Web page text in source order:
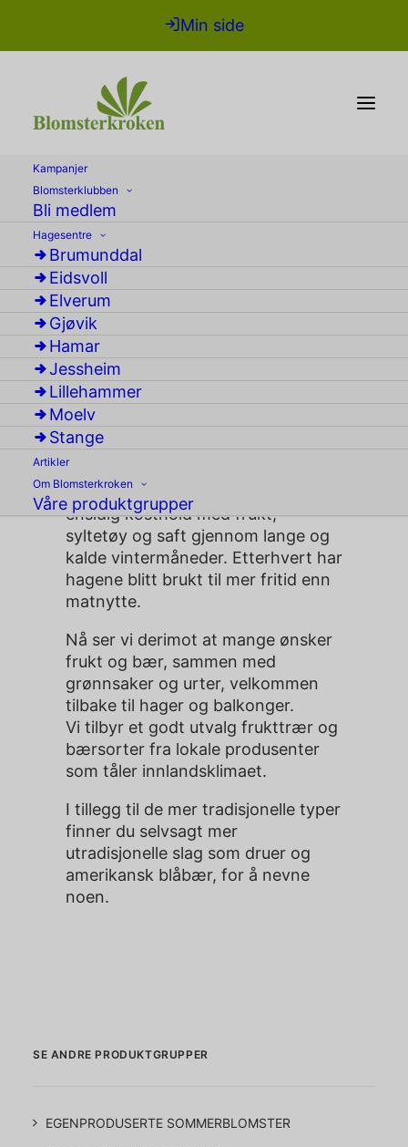
Min side
Kampanjer
Blomsterklubben
Bli medlem
Hagesentre
Brumunddal
Eidsvoll
Elverum
Gjøvik
Hamar
Jessheim
Lillehammer
Moelv
Stange
Artikler
Om Blomsterkroken
Våre produktgrupper
Frukt og bær
Tradisjonelt har frukt og bær vært
viktige ingredienser i hagene. De
har gitt matvarer som har beriket et
ensidig kosthold med frukt,
syltetøy og saft gjennom lange og
kalde vintermåneder. Etterhvert har
hagene blitt brukt til mer fritid enn
matnytte.
Nå ser vi derimot at mange ønsker
frukt og bær, sammen med
grønnsaker og urter, velkommen
tilbake til hager og balkonger.
Vi tilbyr et godt utvalg frukttrær og
bærsorter fra lokale produsenter
som tåler innlandsklimaet.
I tillegg til de mer tradisjonelle typer
finner du selvsagt mer
utradisjonelle slag som druer og
amerikansk blåbær, for å nevne
noen.
SE ANDRE PRODUKTGRUPPER
EGENPRODUSERTE SOMMERBLOMSTER